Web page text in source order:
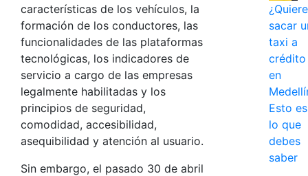
características de los vehículos, la
formación de los conductores, las
funcionalidades de las plataformas
tecnológicas, los indicadores de
servicio a cargo de las empresas
legalmente habilitadas y los
principios de seguridad,
comodidad, accesibilidad,
asequibilidad y atención al usuario.
Sin embargo, el pasado 30 de abril
sacar
taxi a
crédito
en
Esto es
lo que
debes
saber